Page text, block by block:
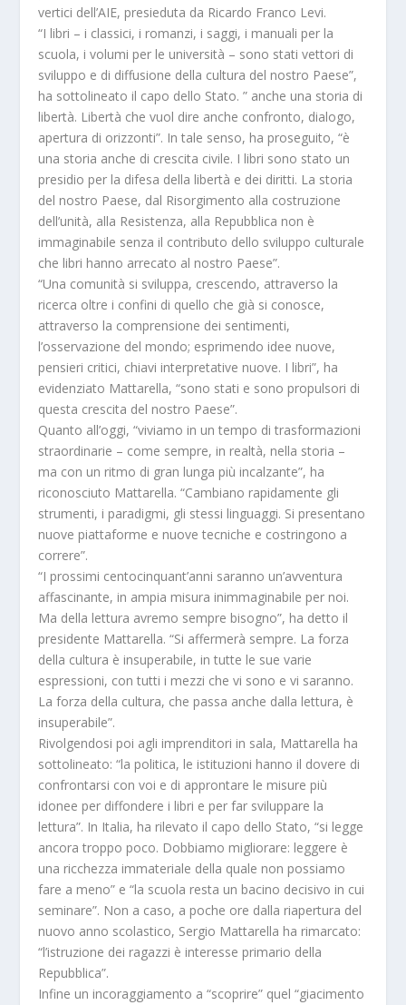
vertici dell’AIE, presieduta da Ricardo Franco Levi.
“I libri – i classici, i romanzi, i saggi, i manuali per la
scuola, i volumi per le università – sono stati vettori di
sviluppo e di diffusione della cultura del nostro Paese”,
ha sottolineato il capo dello Stato. ” anche una storia di
libertà. Libertà che vuol dire anche confronto, dialogo,
apertura di orizzonti”. In tale senso, ha proseguito, “è
una storia anche di crescita civile. I libri sono stato un
presidio per la difesa della libertà e dei diritti. La storia
del nostro Paese, dal Risorgimento alla costruzione
dell’unità, alla Resistenza, alla Repubblica non è
immaginabile senza il contributo dello sviluppo culturale
che libri hanno arrecato al nostro Paese”.
“Una comunità si sviluppa, crescendo, attraverso la
ricerca oltre i confini di quello che già si conosce,
attraverso la comprensione dei sentimenti,
l’osservazione del mondo; esprimendo idee nuove,
pensieri critici, chiavi interpretative nuove. I libri”, ha
evidenziato Mattarella, “sono stati e sono propulsori di
questa crescita del nostro Paese”.
Quanto all’oggi, “viviamo in un tempo di trasformazioni
straordinarie – come sempre, in realtà, nella storia –
ma con un ritmo di gran lunga più incalzante”, ha
riconosciuto Mattarella. “Cambiano rapidamente gli
strumenti, i paradigmi, gli stessi linguaggi. Si presentano
nuove piattaforme e nuove tecniche e costringono a
correre”.
“I prossimi centocinquant’anni saranno un’avventura
affascinante, in ampia misura inimmaginabile per noi.
Ma della lettura avremo sempre bisogno”, ha detto il
presidente Mattarella. “Si affermerà sempre. La forza
della cultura è insuperabile, in tutte le sue varie
espressioni, con tutti i mezzi che vi sono e vi saranno.
La forza della cultura, che passa anche dalla lettura, è
insuperabile”.
Rivolgendosi poi agli imprenditori in sala, Mattarella ha
sottolineato: “la politica, le istituzioni hanno il dovere di
confrontarsi con voi e di approntare le misure più
idonee per diffondere i libri e per far sviluppare la
lettura”. In Italia, ha rilevato il capo dello Stato, “si legge
ancora troppo poco. Dobbiamo migliorare: leggere è
una ricchezza immateriale della quale non possiamo
fare a meno” e “la scuola resta un bacino decisivo in cui
seminare”. Non a caso, a poche ore dalla riapertura del
nuovo anno scolastico, Sergio Mattarella ha rimarcato:
“l’istruzione dei ragazzi è interesse primario della
Repubblica”.
Infine un incoraggiamento a “scoprire” quel “giacimento